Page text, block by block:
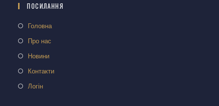
ПОСИЛАННЯ
Головна
Про нас
Новини
Контакти
Логін